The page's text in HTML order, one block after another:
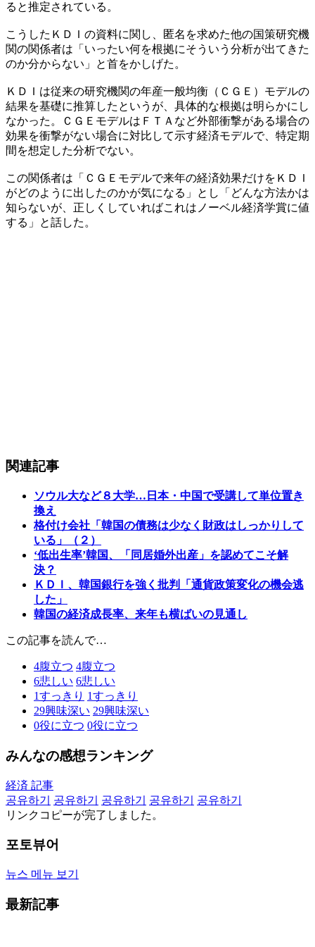
ると推定されている。
こうしたＫＤＩの資料に関し、匿名を求めた他の国策研究機
関の関係者は「いったい何を根拠にそういう分析が出てきた
のか分からない」と首をかしげた。
ＫＤＩは従来の研究機関の年産一般均衡（ＣＧＥ）モデルの
結果を基礎に推算したというが、具体的な根拠は明らかにし
なかった。ＣＧＥモデルはＦＴＡなど外部衝撃がある場合の
効果を衝撃がない場合に対比して示す経済モデルで、特定期
間を想定した分析でない。
この関係者は「ＣＧＥモデルで来年の経済効果だけをＫＤＩ
がどのように出したのかが気になる」とし「どんな方法かは
知らないが、正しくしていればこれはノーベル経済学賞に値
する」と話した。
関連記事
ソウル大など８大学…日本・中国で受講して単位置き
換え
格付け会社「韓国の債務は少なく財政はしっかりして
いる」（２）
‘低出生率’韓国、「同居婚外出産」を認めてこそ解
決？
ＫＤＩ、韓国銀行を強く批判「通貨政策変化の機会逃
した」
韓国の経済成長率、来年も横ばいの見通し
この記事を読んで…
4腹立つ 4腹立つ
6悲しい 6悲しい
1すっきり 1すっきり
29興味深い 29興味深い
0役に立つ 0役に立つ
みんなの感想ランキング
経済 記事
공유하기
공유하기 공유하기 공유하기
공유하기
リンクコピーが完了しました。
포토뷰어
뉴스 메뉴 보기
最新記事